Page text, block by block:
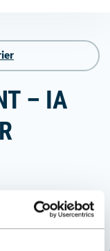
recherche
– IA
congrès de